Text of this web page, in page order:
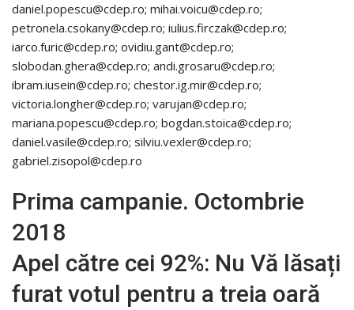
daniel.popescu@cdep.ro; mihai.voicu@cdep.ro;
petronela.csokany@cdep.ro; iulius.firczak@cdep.ro;
iarco.furic@cdep.ro; ovidiu.gant@cdep.ro;
slobodan.ghera@cdep.ro; andi.grosaru@cdep.ro;
ibram.iusein@cdep.ro; chestor.ig.mir@cdep.ro;
victoria.longher@cdep.ro; varujan@cdep.ro;
mariana.popescu@cdep.ro; bogdan.stoica@cdep.ro;
daniel.vasile@cdep.ro; silviu.vexler@cdep.ro;
gabriel.zisopol@cdep.ro
Prima campanie. Octombrie
2018
Apel către cei 92%: Nu Vă lăsați
furat votul pentru a treia oară